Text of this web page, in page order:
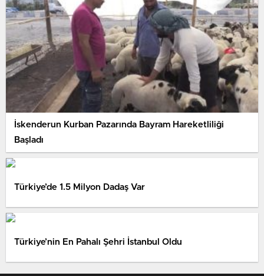
İskenderun Kurban Pazarında Bayram Hareketliliği
Başladı
Türkiye’de 1.5 Milyon Dadaş Var
Türkiye’nin En Pahalı Şehri İstanbul Oldu